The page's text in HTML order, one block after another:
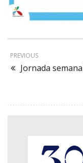
PREVIOUS
Jornada